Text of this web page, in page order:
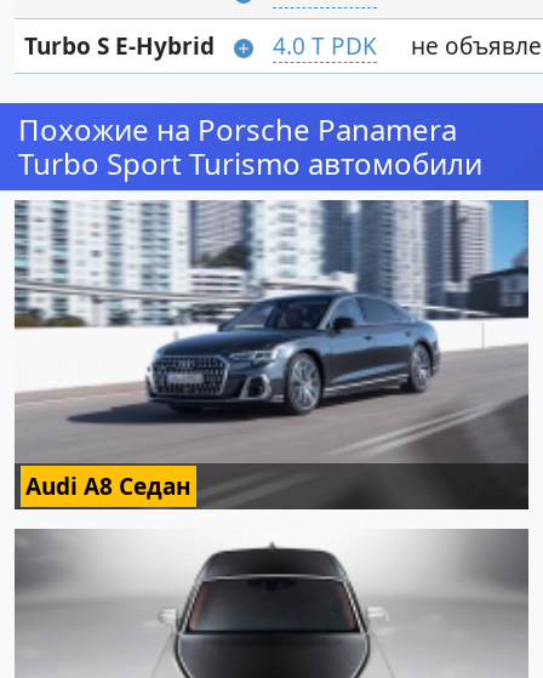
Turbo S E-Hybrid
4.0 T PDK не
Похожие на Porsche Panamera
Turbo Sport Turismo автомобили
Audi A8 Седан